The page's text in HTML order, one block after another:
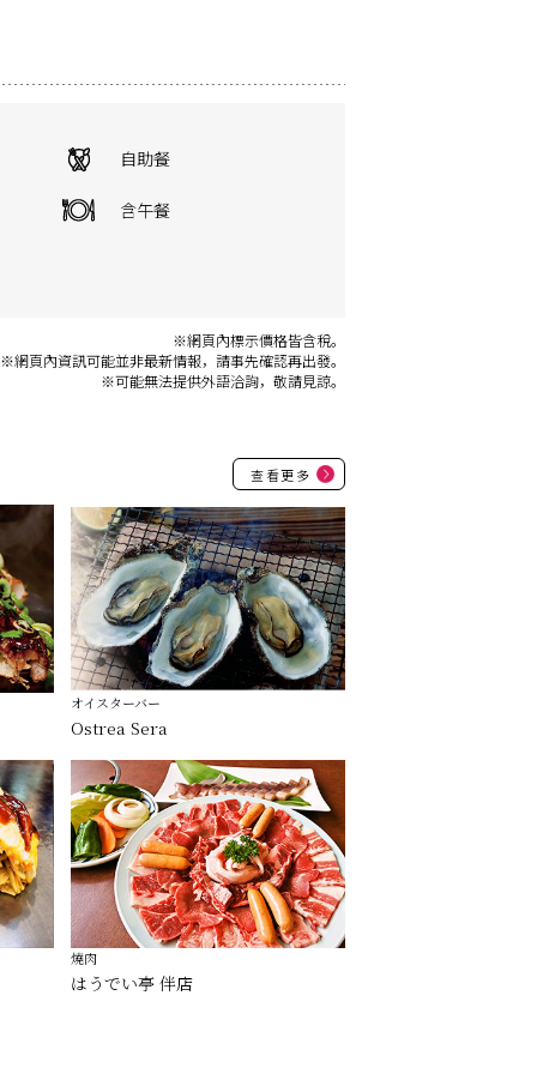
自助餐
含午餐
※網頁內標示價格皆含稅。
※網頁內資訊可能並非最新情報，請事先確認再出發。
※可能無法提供外語洽詢，敬請見諒。
查看更多
オイスターバー
Ostrea Sera
燒肉
はうでい亭 伴店